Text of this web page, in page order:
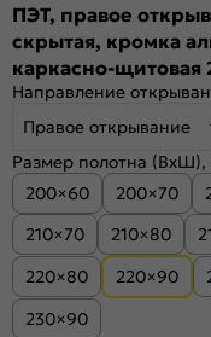
ПЭТ, правое
скрытая, кромка
каркасно-щитовая
Направление
Правое открывание
Размер полотна (ВхШ),
200×60
200×70
210×70
210×80
220×80
220×90
230×90